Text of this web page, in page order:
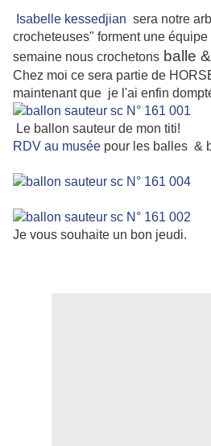
Isabelle kessedjian sera notre
crocheteuses" forment une
semaine nous crochetons balle
Chez moi ce sera partie de
maintenant que je l'ai enfin
Le ballon sauteur de mon titi!
RDV au musée pour les balles &
Je vous souhaite un bon jeudi.